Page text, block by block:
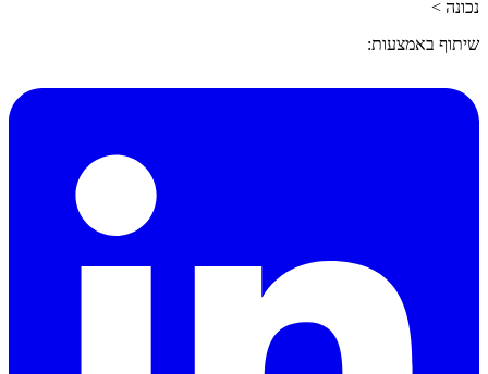
נכונה >
שיתוף באמצעות: